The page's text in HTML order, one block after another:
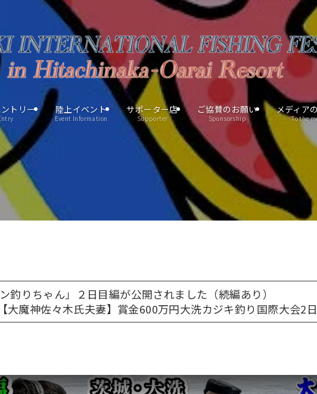
トリー 陸上イベント
Event Information
サポーター店
Supporter
ご協賛のお願い
Sponsorship
メディア
To the
釣りちゃん」２日目編が公開されました（続編あり）
大魔神佐々木氏夫妻】賞金600万円大洗カジキ釣り国際大会2